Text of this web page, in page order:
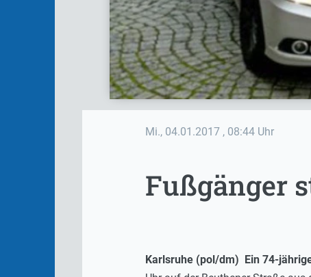
Mi., 04.01.2017 , 08:44 Uhr
Fußgänger
Karlsruhe (pol/dm) Ein 74-